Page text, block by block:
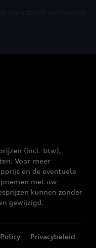
(incl. btw),
Voor meer
en de eventuele
met uw
kunnen zonder
gewijzigd.
Privacybeleid